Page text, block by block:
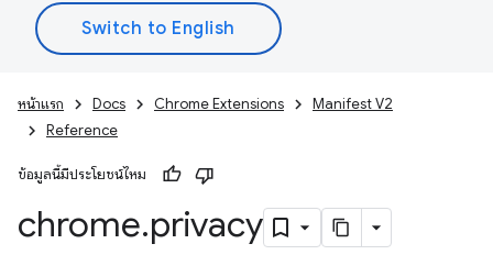
หน้าแรก Docs Chrome Extensions
Manifest V2
Reference
ข้อมูลนี้มีประโยชน์ไหม
chrome.privacy